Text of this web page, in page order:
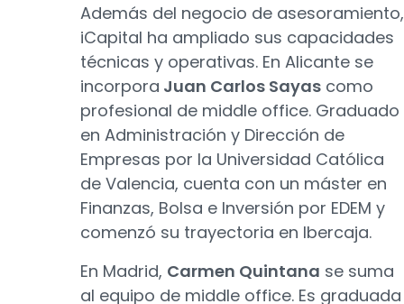
Además del negocio de asesoramiento,
iCapital ha ampliado sus capacidades
técnicas y operativas. En Alicante se
incorpora Juan Carlos Sayas como
profesional de middle office. Graduado
en Administración y Dirección de
Empresas por la Universidad Católica
de Valencia, cuenta con un máster en
Finanzas, Bolsa e Inversión por EDEM y
comenzó su trayectoria en Ibercaja.
En Madrid, Carmen Quintana se suma
al equipo de middle office. Es graduada